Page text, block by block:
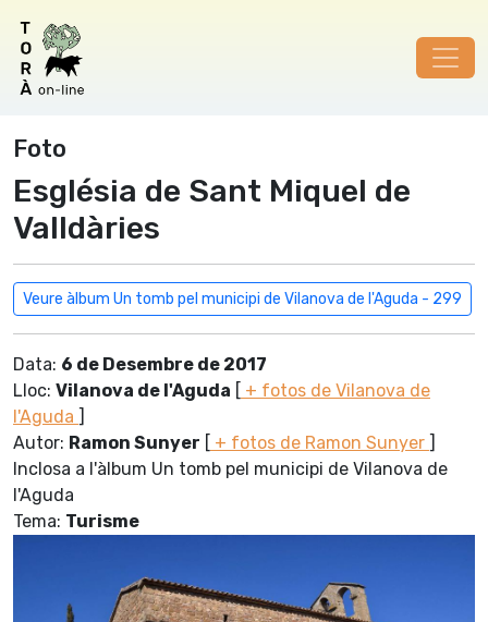
Foto
Església de Sant Miquel de
Valldàries
Veure àlbum Un tomb pel municipi de Vilanova de l'Aguda - 299
Data: 6 de Desembre de 2017
Lloc: Vilanova de l'Aguda [ + fotos de Vilanova de
l'Aguda ]
Autor: Ramon Sunyer [ + fotos de Ramon Sunyer ]
Inclosa a l'àlbum Un tomb pel municipi de Vilanova de
l'Aguda
Tema: Turisme